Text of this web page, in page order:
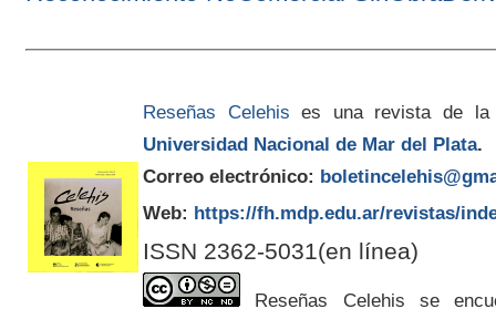
Reseñas Celehis es una revista de la
Universidad Nacional de Mar del Plata.
Correo electrónico:
Web: https://fh.mdp.edu.ar/revistas/
ISSN 2362-5031(en línea)
Reseñas Celehis se